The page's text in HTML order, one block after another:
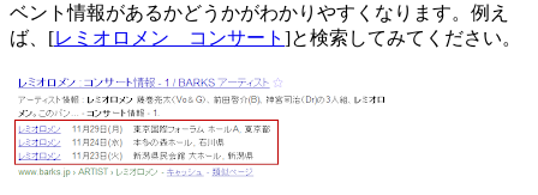
ベント情報があるかどうかがわかりやすくなります。例え
ば、[レミオロメン コンサート ]と検索してみてください。